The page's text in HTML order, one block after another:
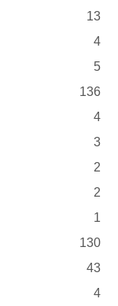
13
4
5
136
4
3
2
2
1
130
43
4